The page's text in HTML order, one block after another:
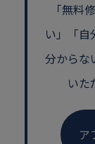
「無料
い」
「
分からな
いた
ア